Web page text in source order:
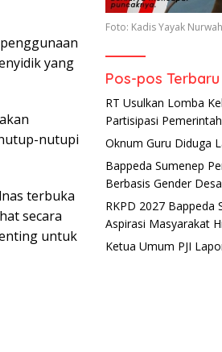
yang
nutupi
terbuka
secara
untuk
Foto: Kadis Yayak
Pos-pos Terbaru
RT Usulkan Lomba
Partisipasi Pemerintah
Oknum Guru Diduga
Bappeda Sumenep
Berbasis Gender Desa
RKPD 2027 Bappeda
Aspirasi Masyarakat
Ketua Umum PJI